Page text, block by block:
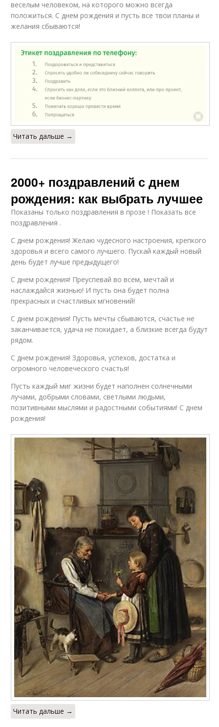
веселым человеком, на которого можно всегда
положиться. С днем рождения и пусть все твои планы и
желания сбываются!
Читать дальше →
2000+ поздравлений с днем
рождения: как выбрать лучшее
Показаны только поздравления в прозе ! Показать все
поздравления .
С днем рождения! Желаю чудесного настроения, крепкого
здоровья и всего самого лучшего. Пускай каждый новый
день будет лучше предыдущего!
С днем рождения! Преуспевай во всём, мечтай и
наслаждайся жизнью! И пусть она будет полна
прекрасных и счастливых мгновений!
С днем рождения! Пусть мечты сбываются, счастье не
заканчивается, удача не покидает, а близкие всегда будут
рядом.
С днем рождения! Здоровья, успехов, достатка и
огромного человеческого счастья!
Пусть каждый миг жизни будет наполнен солнечными
лучами, добрыми словами, светлыми людьми,
позитивными мыслями и радостными событиями! С днем
рождения!
Читать дальше →